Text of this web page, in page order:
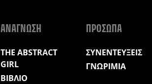
ΑΝΑΓΝΩΣΗ
THE ABSTRACT
GIRL
ΒΙΒΛΙΟ
ΠΡΟΣΩΠΑ
ΣΥΝΕΝΤΕΥΞΕΙΣ
ΓΝΩΡΙΜΙΑ